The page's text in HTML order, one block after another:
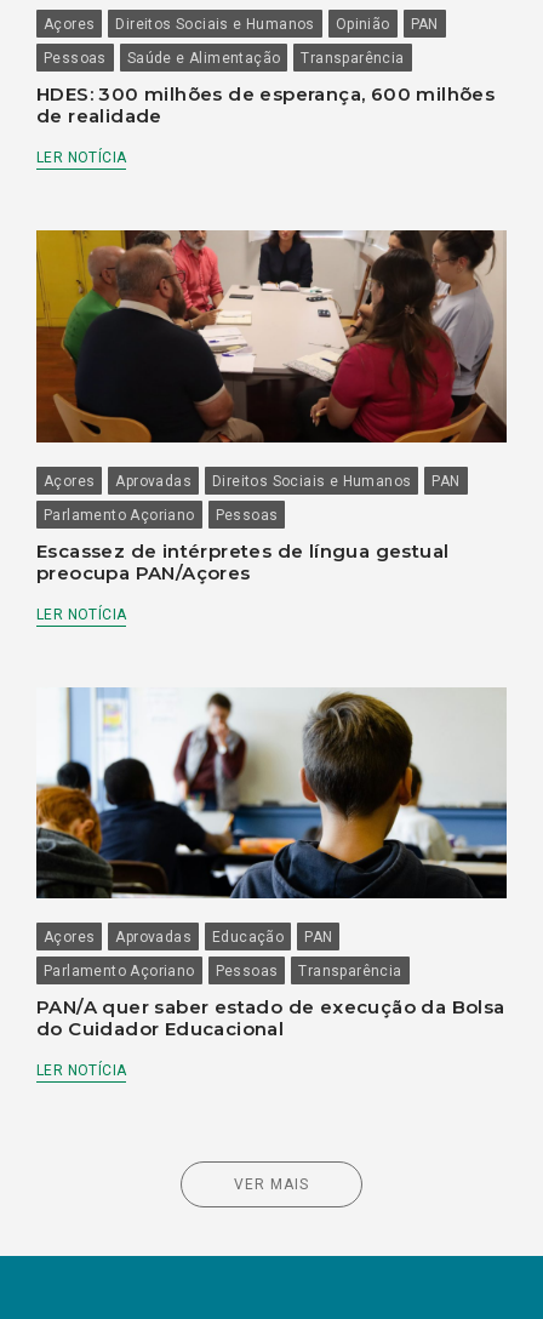
Açores Direitos Sociais e Humanos Opinião
PAN
Pessoas
Saúde e Alimentação Transparência
HDES: 300 milhões de esperança, 600 milhões
de realidade
LER NOTÍCIA
Açores Aprovadas Direitos Sociais e Humanos
PAN
Parlamento Açoriano
Pessoas
Escassez de intérpretes de língua gestual
preocupa PAN/Açores
LER NOTÍCIA
Açores Aprovadas Educação
PAN
Parlamento Açoriano
Pessoas Transparência
PAN/A quer saber estado de execução da Bolsa
do Cuidador Educacional
LER NOTÍCIA
VER MAIS